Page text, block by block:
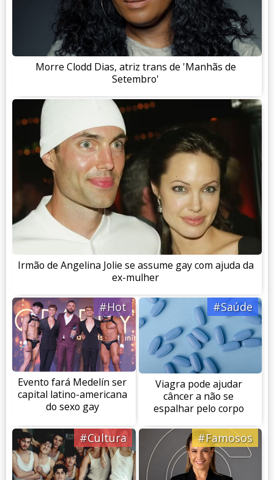
Morre Clodd Dias, atriz trans de 'Manhãs de
Setembro'
Irmão de Angelina Jolie se assume gay com ajuda da
ex-mulher
#Hot
Evento fará Medelín ser
capital latino-americana
do sexo gay
#Saúde
Viagra pode ajudar
câncer a não se
espalhar pelo corpo
#Cultura #Famosos